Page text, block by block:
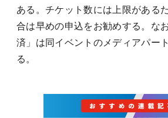
ある。チケット数には上限がある
合は早めの申込をお勧めする。な
済」は同イベントのメディアパー
る。